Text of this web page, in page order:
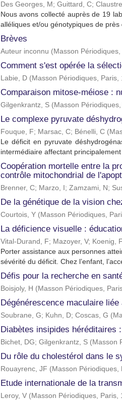
Des Georges, M ; Guittard, C;
Nous avons collecté auprès de 19
alléliques et/ou génotypiques de près
Brèves
Auteur inconnu (Masson Périodiques,
Comment s'est opérée la
Labie, D (Masson Périodiques, Paris,
Comparaison mitose-méiose :
Gilgenkrantz, S (Masson
Le complexe pyruvate
Fouque, F; Marsac, C; Bénelli, C (
Le déficit en pyruvate
intermédiaire affectant principalement
Coopération mortelle entre la
contrôle mitochondrial de
Brenner, C; Marzo, I ; Zamzami, N ;
De la génétique de la vision
Courtois, Y (Masson Périodiques,
La déficience visuelle :
Vital-Durand, F; Mazoyer, V; Koenig, F
Porter assistance aux personnes
sévérité du déficit. Chez l’enfant,
Défis pour la recherche en
Boisjoly, H (Masson Périodiques,
Dégénérescence maculaire liée
Soubrane, G; Kuhn, D; Coscas, G (
Diabètes insipides héréditaires
Bichet, DG; Gilgenkrantz, S (Masson
Du rôle du cholestérol dans le
Rouayrenc, JF (Masson Périodiques,
Etude internationale de la
Leroy, V (Masson Périodiques, Paris,